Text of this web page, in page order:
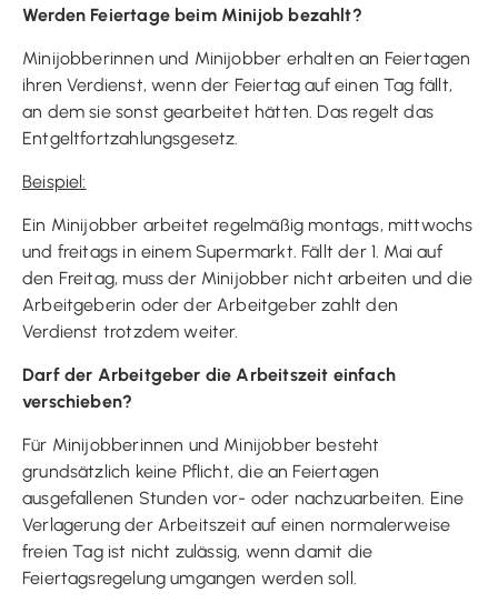
Werden Feiertage beim Minijob bezahlt?
Minijobberinnen und Minijobber erhalten an Feiertagen
ihren Verdienst, wenn der Feiertag auf einen Tag fällt,
an dem sie sonst gearbeitet hätten. Das regelt das
Entgeltfortzahlungsgesetz.
Beispiel:
Ein Minijobber arbeitet regelmäßig montags, mittwochs
und freitags in einem Supermarkt. Fällt der 1. Mai auf
den Freitag, muss der Minijobber nicht arbeiten und die
Arbeitgeberin oder der Arbeitgeber zahlt den
Verdienst trotzdem weiter.
Darf der Arbeitgeber die Arbeitszeit einfach
verschieben?
Für Minijobberinnen und Minijobber besteht
grundsätzlich keine Pflicht, die an Feiertagen
ausgefallenen Stunden vor- oder nachzuarbeiten. Eine
Verlagerung der Arbeitszeit auf einen normalerweise
freien Tag ist nicht zulässig, wenn damit die
Feiertagsregelung umgangen werden soll.